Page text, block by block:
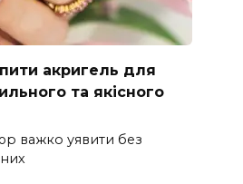
акригель для
та якісного
важко уявити без